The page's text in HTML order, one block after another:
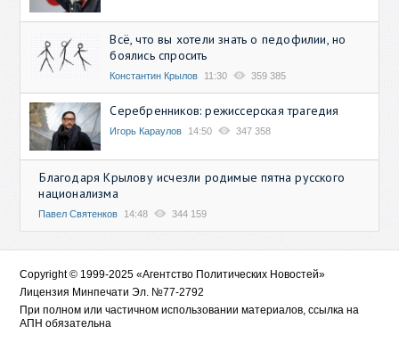
Всё, что вы хотели знать о педофилии, но
боялись спросить
Константин Крылов 11:30 359 385
Серебренников: режиссерская трагедия
Игорь Караулов 14:50 347 358
Благодаря Крылову исчезли родимые пятна русского
национализма
Павел Святенков 14:48 344 159
Copyright © 1999-2025 «Агентство Политических Новостей»
Лицензия Минпечати Эл. №77-2792
При полном или частичном использовании материалов, ссылка на
АПН обязательна